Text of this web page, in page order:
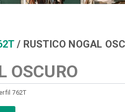
/ RUSTICO NOGAL
OSCURO
762T